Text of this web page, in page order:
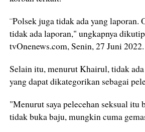
¨Polsek juga tidak ada yang laporan.
tidak ada laporan," ungkapnya
tvOnenews.com, Senin, 27 Juni 2022.
Selain itu, menurut Khairul, tidak
yang dapat dikategorikan sebagai
"Menurut saya pelecehan seksual itu
tidak buka baju, mungkin cuma